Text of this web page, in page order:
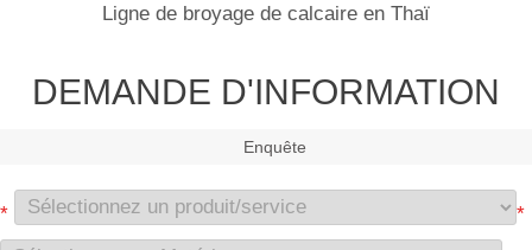
Ligne de broyage de calcaire en Thaï
DEMANDE D'INFORMATION
Enquête
* *